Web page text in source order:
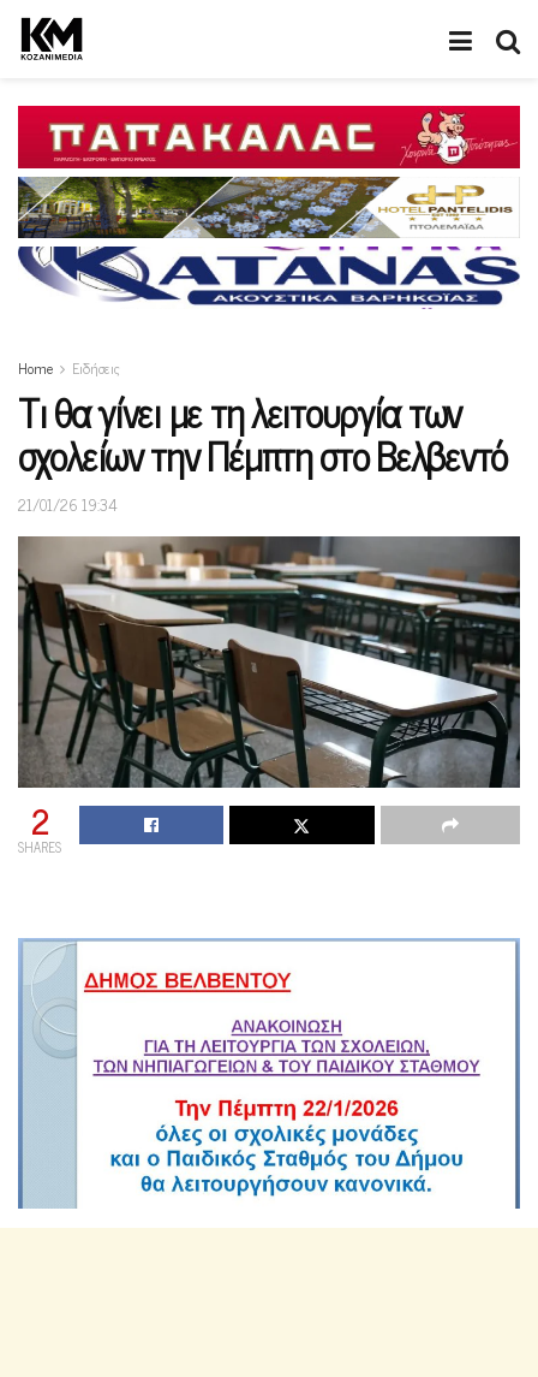
Home Ειδήσεις
Tι θα γίνει με τη λειτουργία των
σχολείων την Πέμπτη στο Βελβεντό
21/01/26 19:34
2
SHARES